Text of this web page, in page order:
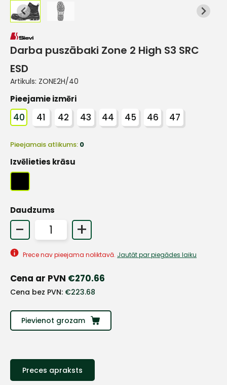
Darba puszābaki Zone 2 High S3 SRC
ESD
Artikuls: ZONE2H/40
Pieejamie izmēri
40 41 42 43 44 45 46 47
Pieejamais atlikums: 0
Izvēlieties krāsu
Daudzums
- +
Prece nav pieejama noliktavā. Jautāt par piegādes laiku
Cena ar PVN €270.66
Cena bez PVN: €223.68
Pievienot grozam
Preces apraksts